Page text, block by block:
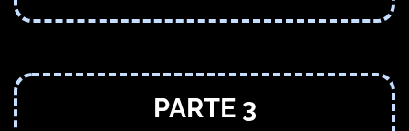
PARTE 3